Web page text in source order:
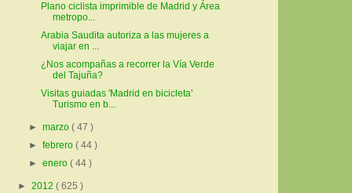
Plano ciclista imprimible de Madrid y Área
metropo...
Arabia Saudita autoriza a las mujeres a
viajar en ...
¿Nos acompañas a recorrer la Vía Verde
del Tajuña?
Visitas guiadas 'Madrid en bicicleta'
Turismo en b...
►marzo( 47 )
►febrero( 44 )
►enero( 44 )
► 2012 ( 625 )